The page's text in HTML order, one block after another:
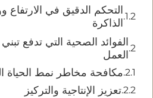
التحكم الدقيق في الارتفاع
الذاكرة
الفوائد الصحية التي تدفع
العمل
مكافحة مخاطر نمط الحياة
تعزيز الإنتاجية والتركيز